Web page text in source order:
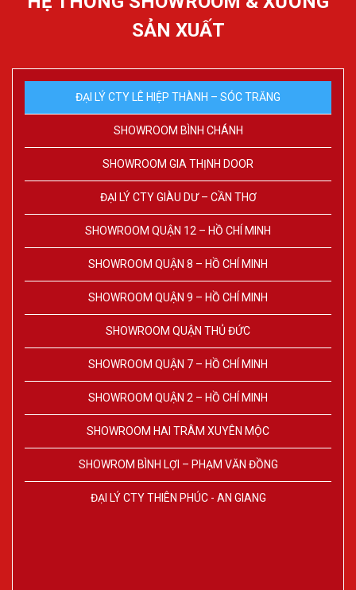
SẢN XUẤT
ĐẠI LÝ CTY LÊ HIỆP THÀNH – SÓC TRĂNG
SHOWROOM BÌNH CHÁNH
SHOWROOM GIA THỊNH DOOR
ĐẠI LÝ CTY GIÀU DƯ – CẦN THƠ
SHOWROOM QUẬN 12 – HỒ CHÍ MINH
SHOWROOM QUẬN 8 – HỒ CHÍ MINH
SHOWROOM QUẬN 9 – HỒ CHÍ MINH
SHOWROOM QUẬN THỦ ĐỨC
SHOWROOM QUẬN 7 – HỒ CHÍ MINH
SHOWROOM QUẬN 2 – HỒ CHÍ MINH
SHOWROOM HAI TRÂM XUYÊN MỘC
SHOWROM BÌNH LỢI – PHẠM VĂN ĐỒNG
ĐẠI LÝ CTY THIÊN PHÚC - AN GIANG